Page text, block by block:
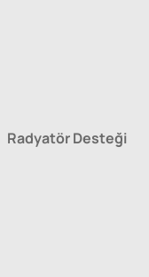
Radyatör Desteği